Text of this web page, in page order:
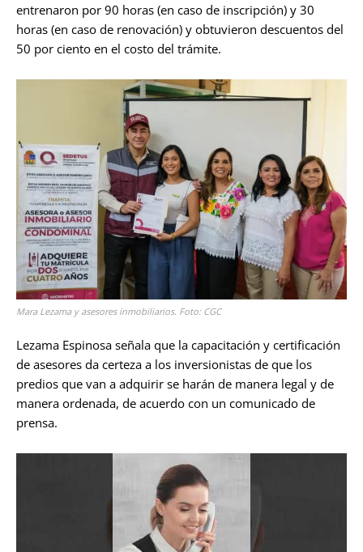
entrenaron por 90 horas (en caso de inscripción) y 30
horas (en caso de renovación) y obtuvieron descuentos del
50 por ciento en el costo del trámite.
Mara Lezama y asesores inmobiliarios. Foto: CGC
Lezama Espinosa señala que la capacitación y certificación
de asesores da certeza a los inversionistas de que los
predios que van a adquirir se harán de manera legal y de
manera ordenada, de acuerdo con un comunicado de
prensa.